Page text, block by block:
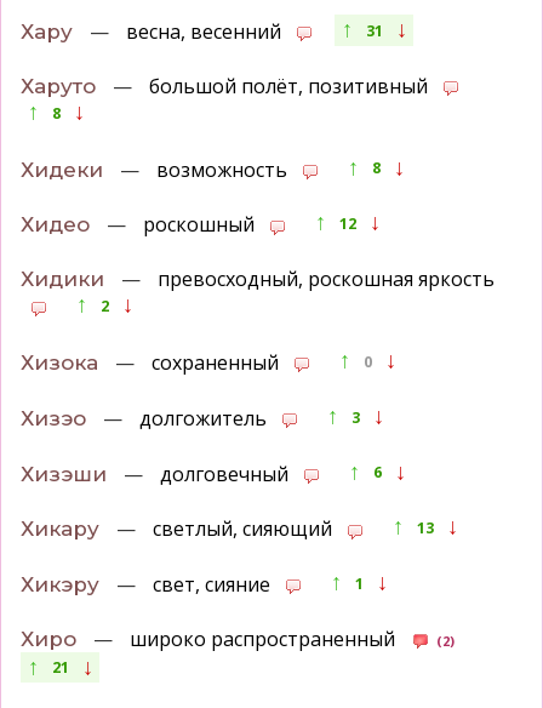
Хару — весна, весенний ↑ 31 ↓
Харуто — большой полёт, позитивный
↑ 8 ↓
Хидеки — возможность ↑ 8 ↓
Хидео — роскошный ↑ 12 ↓
Хидики — превосходный, роскошная яркость
↑ 2 ↓
Хизока — сохраненный ↑ 0 ↓
Хизэо — долгожитель ↑ 3 ↓
Хизэши — долговечный ↑ 6 ↓
Хикару — светлый, сияющий ↑ 13 ↓
Хикэру — свет, сияние ↑ 1 ↓
Хиро — широко распространенный (2)
↑ 21 ↓